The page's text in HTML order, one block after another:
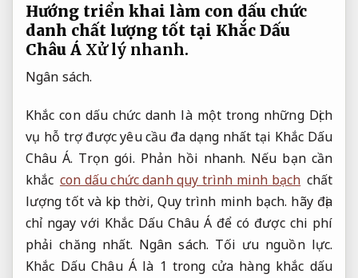
Hướng triển khai làm con dấu chức
danh chất lượng tốt tại Khắc Dấu
Châu Á Xử lý nhanh.
Ngân sách.
Khắc con dấu chức danh là một trong những Dịch
vụ hỗ trợ được yêu cầu đa dạng nhất tại Khắc Dấu
Châu Á. Trọn gói. Phản hồi nhanh. Nếu bạn cần
khắc con dấu chức danh quy trình minh bạch chất
lượng tốt và kịp thời, Quy trình minh bạch. hãy địa
chỉ ngay với Khắc Dấu Châu Á để có được chi phí
phải chăng nhất. Ngân sách. Tối ưu nguồn lực.
Khắc Dấu Châu Á là 1 trong cửa hàng khắc dấu